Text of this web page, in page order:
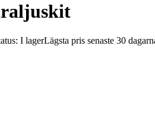
I lagerLägsta pris senaste 30